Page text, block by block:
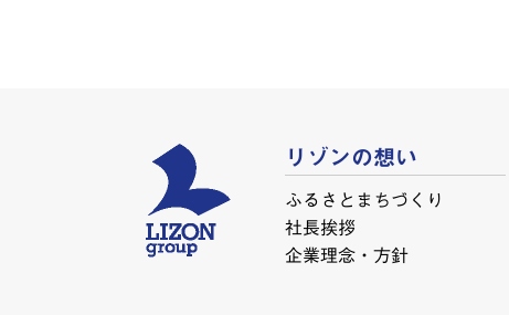
リゾンの想い
ふるさとまちづくり
社長挨拶
企業理念・方針